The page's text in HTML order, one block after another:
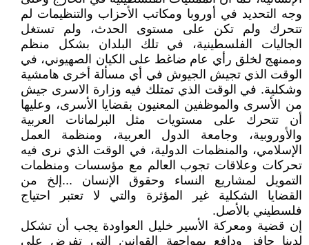
وجه التحديد في أوروبا ومكاتب الأحزاب والتنظيمات لم
تتحرك ولم تكن على مستوى الحدث، ولم تستغل
الجاليات الفلسطينية، في تلك البلدان بشكل منظم
وممنهج لخلق رأي عام ضاغط على الكيان الصهيوني، في
الوقت الذي تجيش الجيوش في أي مسألة أخرى هامشية
وشكلية. في الوقت الذي تمتلك فيه وزارة الاسرى جيش
من الأسرى والموظفين المعنيون بقضايا الأسرى، وعليها
أن تتحرك على مستويات مثل البرلمانات العربية
والأوروبية، وجامعة الدول العربية، ومنظمة العمل
الإسلامي، والمنظمات الدولية، في الوقت الذي نرى فيه
تحركات وعلاقات تجوب العالم مع مؤسسات ومنظمات
التمويل لمشاريع النساء وحقوق الإنسان ...إلخ من
القضايا الشكلية غير المؤثرة والتي لا تعتبر احتياج
فلسطيني بالأصل.
إن قضية ومعركة الأسير خليل العواودة يجب أن تشكل
لدينا حافز ودافع بمواجهة القوانين التي تفرض على